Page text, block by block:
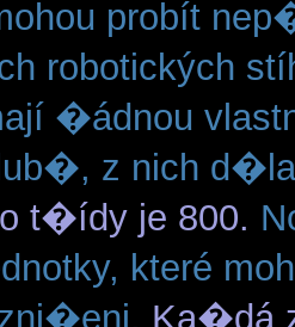
probít
robotických
�ádnou
z nich
t�ídy je 800.
které
Ka�dá